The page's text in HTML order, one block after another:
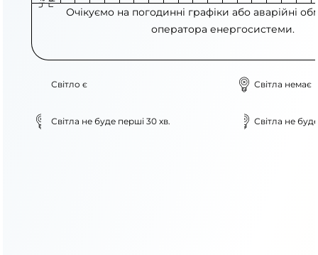
Очікуємо на погодинні графіки або аварійні
оператора енергосистеми.
Світло є Світла немає
Світла не буде перші 30 хв. Світла не